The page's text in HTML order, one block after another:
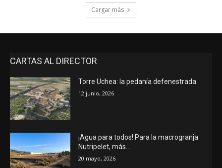
Cargar más
CARTAS AL DIRECTOR
Torre Uchea: la pedanía defenestrada
12 junio, 2026
¡Agua para todos! Para la macrogranja
Nutripelet, más…
20 mayo, 2026